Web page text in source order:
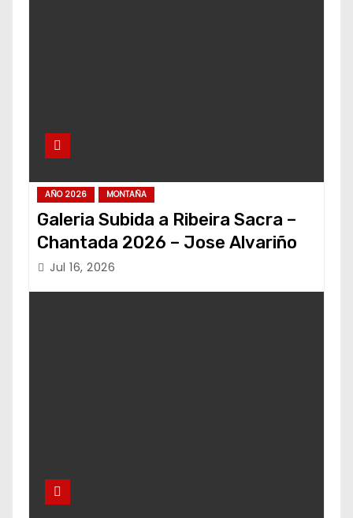
AÑO 2026 MONTAÑA
Galeria Subida a Ribeira Sacra –
Chantada 2026 – Jose Alvariño
Jul 16, 2026